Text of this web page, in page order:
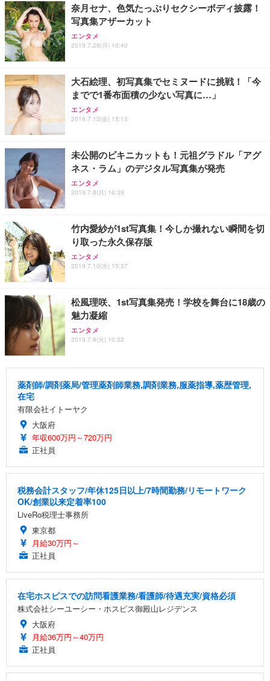
奈月セナ、色気たっぷりセクシーボディ披露！
写真集アザーカット
エンタメ
2019.7.29(月) 10:40
大石絵理、初写真集でセミヌードに挑戦！「今
までで1番布面積の少ない写真に…」
エンタメ
2019.7.12(金) 13:13
未公開のビキニカットも！元祖グラドル「アグ
ネス・ラム」のデジタル写真集が発売
エンタメ
2019.7.8(月) 16:39
竹内愛紗が1st写真集！今しか撮れない瞬間を切
り取った永久保存版
エンタメ
2019.7.10(水) 15:37
松風理咲、1st写真集発売！学校を舞台に18歳の
魅力凝縮
エンタメ
2019.7.9(火) 10:52
薬剤師/調剤薬局/管理薬剤師業務,調剤業務,服薬指導,薬歴管理,
在宅
有限会社イトーヤク
大阪府
年収600万円～720万円
正社員
税務会計スタッフ/年休125日以上/7時間勤務/リモートワーク
OK/創業以来定着率100
LiveRo税理士事務所
東京都
月給30万円～
正社員
在宅ホスピスでの訪問看護業務/看護師/待遇充実/資格必須
株式会社シーユーシー・ホスピス御殿山レジデンス
大阪府
月給36万円～40万円
正社員